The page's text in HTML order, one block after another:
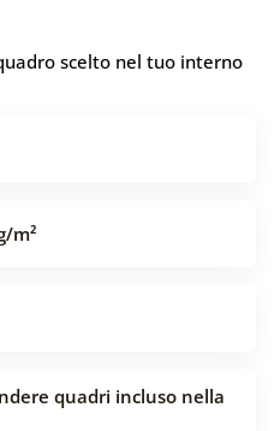
scelto nel tuo interno
m²
quadri incluso nella